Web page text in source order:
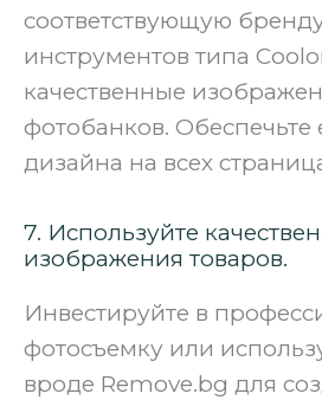
соответствующую
инструментов типа
качественные
фотобанков.
дизайна на всех
7. Используйте
изображения товаров.
Инвестируйте в
фотосъемку или
вроде Remove.bg для